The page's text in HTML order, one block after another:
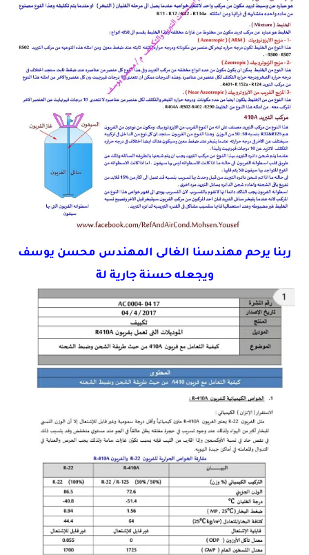
ربنا يرحم مهندسنا الغالى المهندس محسن يوسف
ويجعله حسنة جارية لة